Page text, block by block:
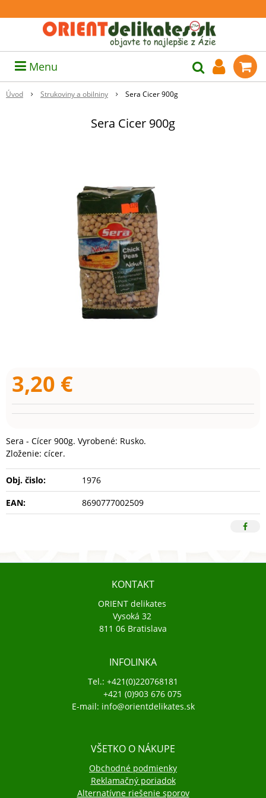
Menu
Úvod Strukoviny a obilniny Sera Cicer 900g
Sera Cicer 900g
3,20 €
Sera - Cícer 900g. Vyrobené: Rusko.
Zloženie: cícer.
Obj. čislo:
1976
EAN:
8690777002509
KONTAKT
ORIENT delikates
Vysoká 32
811 06 Bratislava
INFOLINKA
Tel.: +421(0)220768181
+421 (0)903 676 075
E-mail: info@orientdelikates.sk
VŠETKO O NÁKUPE
Obchodné podmienky
Reklamačný poriadok
Alternatívne riešenie sporov